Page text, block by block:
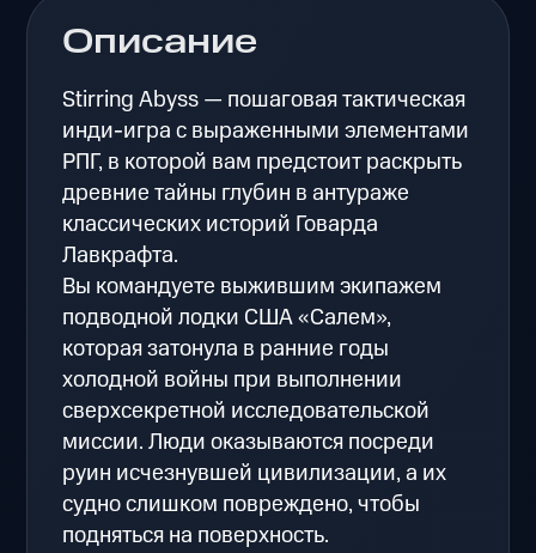
Описание
Stirring Abyss — пошаговая тактическая
инди-игра с выраженными элементами
РПГ, в которой вам предстоит раскрыть
древние тайны глубин в антураже
классических историй Говарда
Лавкрафта.
Вы командуете выжившим экипажем
подводной лодки США «Салем»,
которая затонула в ранние годы
холодной войны при выполнении
сверхсекретной исследовательской
миссии. Люди оказываются посреди
руин исчезнувшей цивилизации, а их
судно слишком повреждено, чтобы
подняться на поверхность.